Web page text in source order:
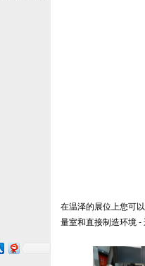
在温泽的展位上您可
量室和直接制造环境 -